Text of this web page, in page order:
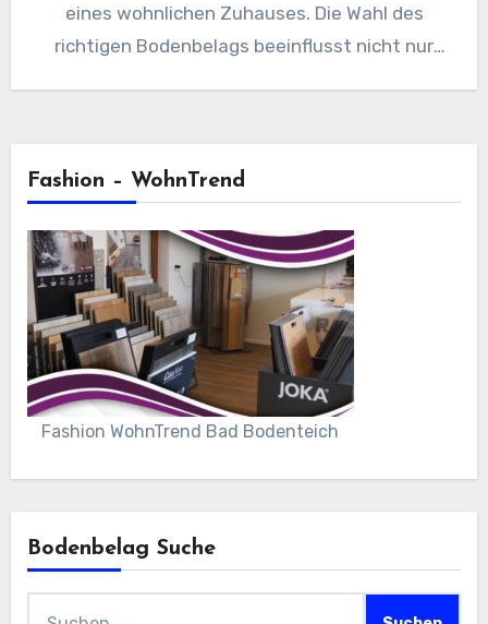
eines wohnlichen Zuhauses. Die Wahl des
richtigen Bodenbelags beeinflusst nicht nur
Fashion – WohnTrend
Fashion WohnTrend Bad Bodenteich
Bodenbelag Suche